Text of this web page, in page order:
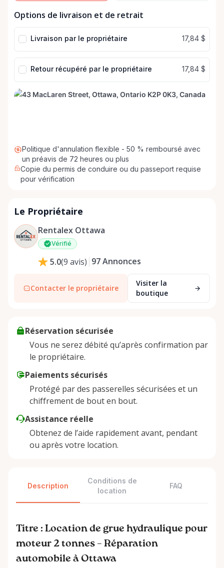
de
de
Options de livraison et de retrait
Livraison par le propriétaire 17,84 $
Retour récupéré par le propriétaire 17,84 $
Politique d'annulation flexible - 50 % remboursé avec
un préavis de 72 heures ou plus
Copie du permis de conduire ou du passeport requise
pour vérification
Le Propriétaire
Rentalex Ottawa
Vérifié
5.0(9 avis) 97Annonces
Contacter le propriétaire
Visiter la
boutique
Réservation sécurisée
Vous ne serez débité qu’après confirmation par
le propriétaire.
Paiements sécurisés
Protégé par des passerelles sécurisées et un
chiffrement de bout en bout.
Assistance réelle
Obtenez de l’aide rapidement avant, pendant
ou après votre location.
Description
Conditions de
location
FAQ
Titre : Location de grue hydraulique pour
moteur 2 tonnes – Réparation
automobile à Ottawa